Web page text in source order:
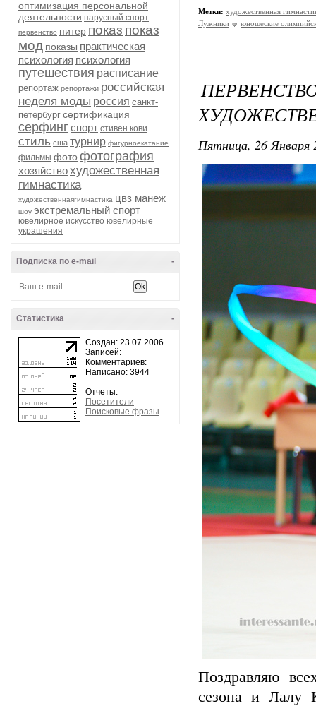
оптимизация персональной
деятельности парусный спорт
первенство питер показ показ
мод показы практическая
психология психология
путешествия расписание
репортаж репортажи российская
неделя моды россия санкт-
петербург сертификация
серфинг спорт стивен кови
стиль сша турнир фигурноекатание
фильмы фотофотография
хозяйствохудожественная
гимнастика
художественнаягимнастика цвз манеж
шоу экстремальный спорт
ювелирное искусство ювелирные
украшения
-
Подписка по e-mail
-
Статистика
Создан: 23.07.2006
Записей:
Комментариев:
Написано: 3944
Отчеты:
Посетители
Поисковые фразы
Метки: художественная
Лужники
юношеские
Пятница, 26 Января
Поздравляю
сезона и Лалу